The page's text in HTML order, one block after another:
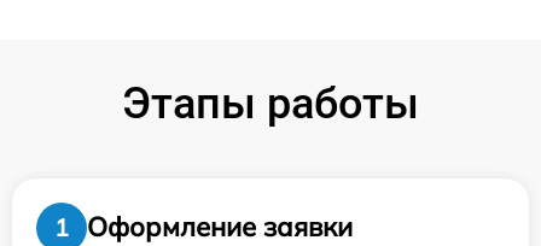
Этапы работы
1
Оформление заявки